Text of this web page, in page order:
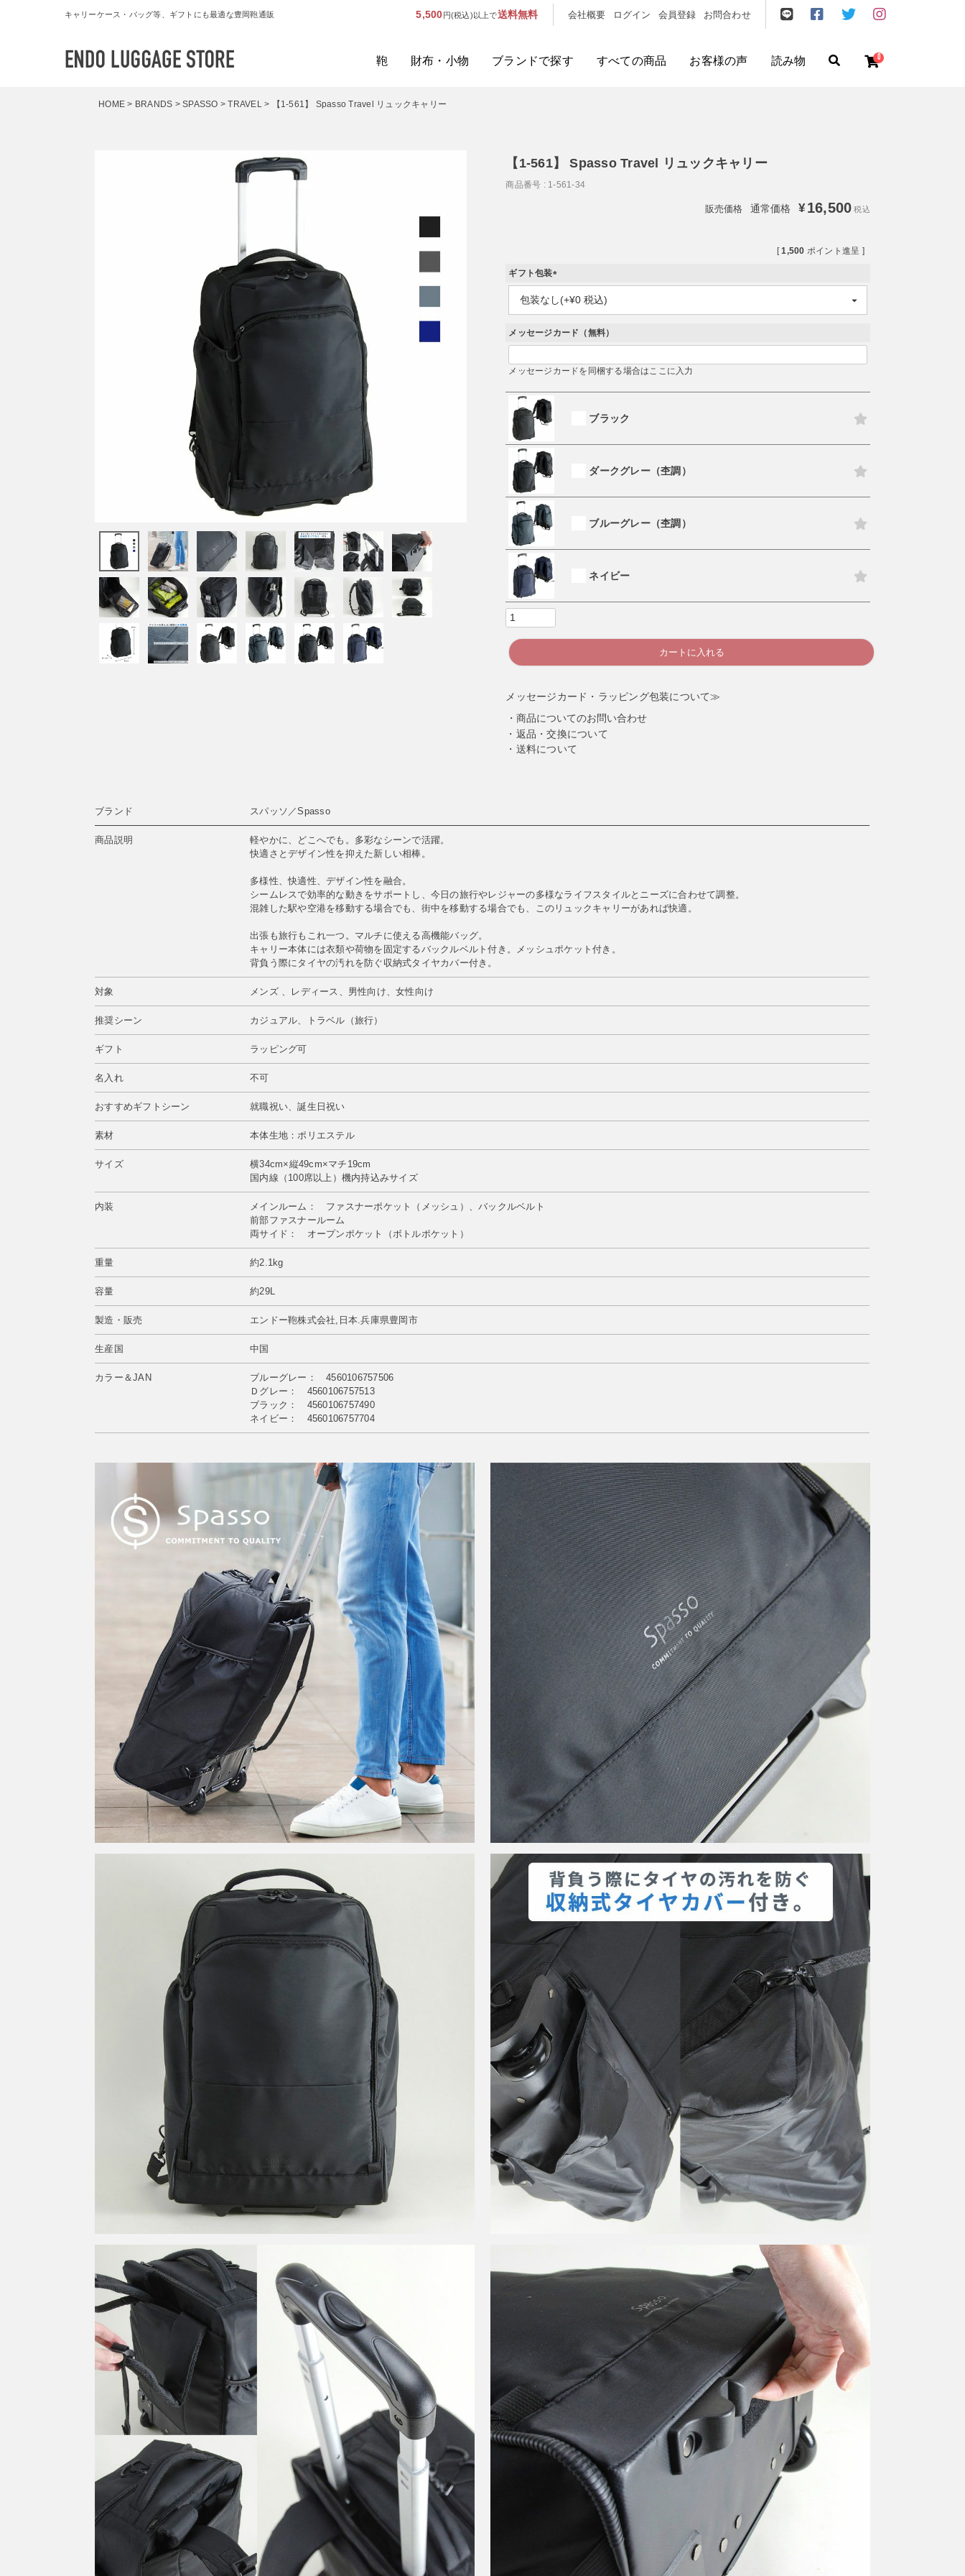
キャリーケース・バッグ等、ギフトにも最適な豊岡鞄通販 5,500円(税込)以上で送料無料 会社概要 ログイン 会員登録 お問合わせ
鞄 財布・小物 ブランドで探す すべての商品 お客様の声 読み物
ブランドから探す
0
HOME BRANDS SPASSO TRAVEL 【1-561】 Spasso Travel リュックキャリー
【1-561】 Spasso Travel リュックキャリー
商品番号 1-561-34
通常価格 ¥ 16,500 税込
[ 1,500 ポイント進呈 ]
ギフト包装
(
必
須
メッセージカード（無料）
メッセージカードを同梱する場合はここに入力
ブラック
ダークグレー（杢調）
ブルーグレー（杢調）
ネイビー
カートに入れる
メッセージカード・ラッピング包装について≫
商品についてのお問い合わせ
返品・交換について
送料について
ブランド スパッソ／Spasso
商品説明
軽やかに、どこへでも。多彩なシーンで活躍。
快適さとデザイン性を抑えた新しい相棒。
多様性、快適性、デザイン性を融合。
シームレスで効率的な動きをサポートし、今日の旅行やレジャーの多様なライフスタイルとニーズに合わせて調整。
混雑した駅や空港を移動する場合でも、街中を移動する場合でも、このリュックキャリーがあれば快適。
出張も旅行もこれ一つ。マルチに使える高機能バッグ。
キャリー本体には衣類や荷物を固定するバックルベルト付き。メッシュポケット付き。
背負う際にタイヤの汚れを防ぐ収納式タイヤカバー付き。
対象 メンズ 、レディース、男性向け、女性向け
推奨シーン カジュアル、トラベル（旅行）
ギフト ラッピング可
名入れ 不可
おすすめギフトシーン 就職祝い、誕生日祝い
素材 本体生地：ポリエステル
サイズ
横34cm×縦49cm×マチ19cm
国内線（100席以上）機内持込みサイズ
内装
メインルーム： ファスナーポケット（メッシュ）、バックルベルト
前部ファスナールーム
両サイド： オープンポケット（ボトルポケット）
重量 約2.1kg
容量 約29L
製造・販売 エンドー鞄株式会社,日本.兵庫県豊岡市
生産国 中国
カラー＆JAN
ブルーグレー： 4560106757506
Ｄグレー： 4560106757513
ブラック： 4560106757490
ネイビー： 4560106757704